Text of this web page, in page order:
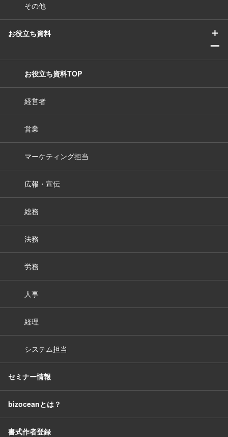
その他
お役立ち資料
＋
ー
お役立ち資料TOP
経営者
営業
マーケティング担当
広報・宣伝
総務
法務
労務
人事
経理
システム担当
セミナー情報
bizoceanとは？
書式作者登録